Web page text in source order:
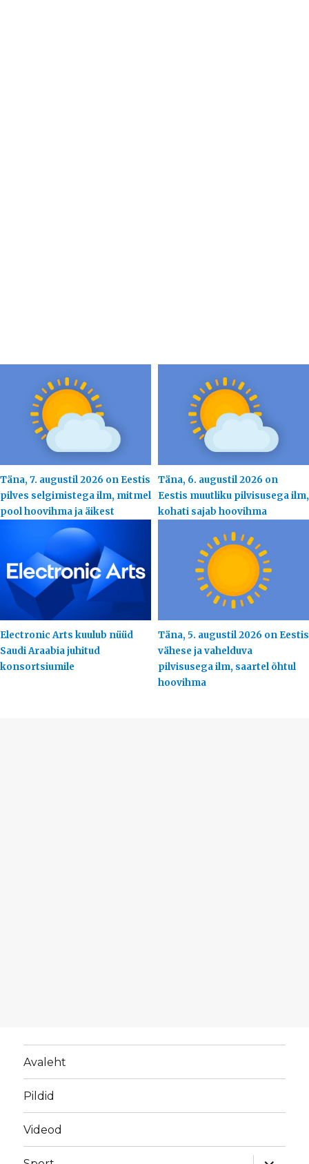
Täna, 7. augustil 2026 on Eestis
pilves selgimistega ilm, mitmel
pool hoovihma ja äikest
Täna, 6. augustil 2026 on
Eestis muutliku pilvisusega ilm,
kohati sajab hoovihma
Electronic Arts kuulub nüüd
Saudi Araabia juhitud
konsortsiumile
Täna, 5. augustil 2026 on Eestis
vähese ja vahelduva
pilvisusega ilm, saartel õhtul
hoovihma
Avaleht
Pildid
Videod
laienda